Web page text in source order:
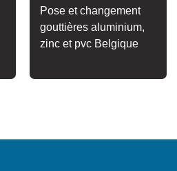
Pose et changement
gouttières aluminium,
zinc et pvc Belgique